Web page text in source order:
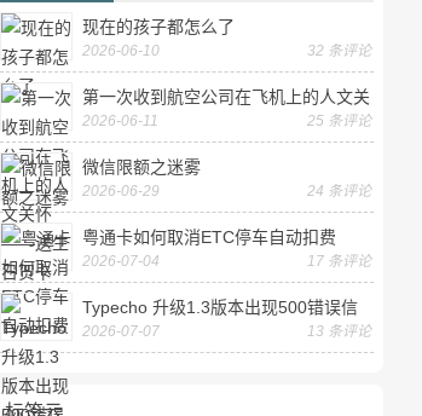
现在的孩子都怎么了
2026-06-10 32 条评论
第一次收到航空公司在飞机上的人文关
怀——送生日贺卡
2026-06-11 25 条评论
微信限额之迷雾
2026-06-29 24 条评论
粤通卡如何取消ETC停车自动扣费
2026-07-04 17 条评论
Typecho 升级1.3版本出现500错误信
息
2026-07-07 13 条评论
标签云